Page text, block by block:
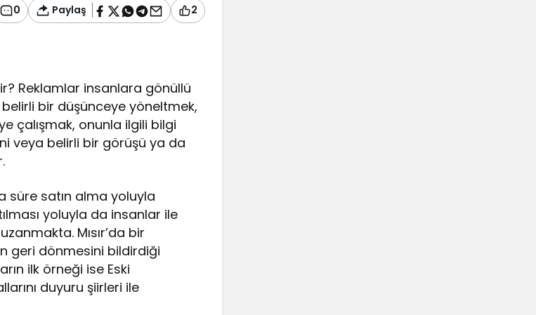
0 Paylaş 2
Reklamlar insanlara gönüllü
bir düşünceye yöneltmek,
çalışmak, onunla ilgili bilgi
veya belirli bir görüşü ya da
süre satın alma yoluyla
yoluyla da insanlar ile
Mısır’da bir
geri dönmesini bildirdiği
ilk örneği ise Eski
duyuru şiirleri ile